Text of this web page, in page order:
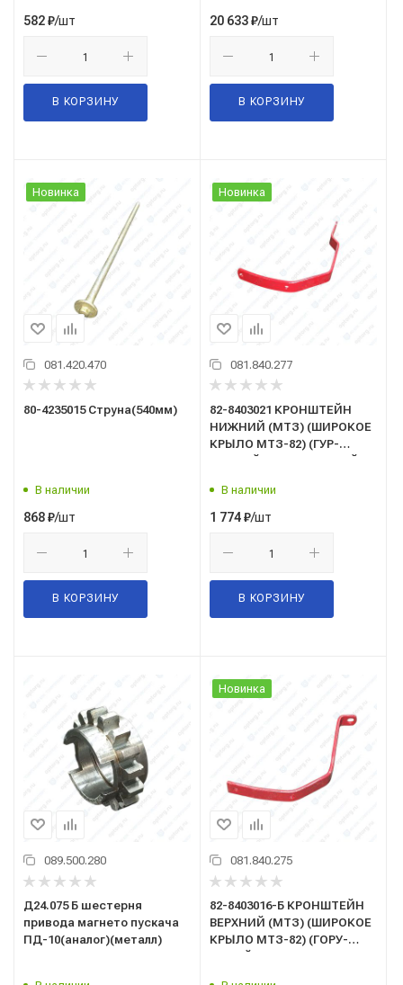
582₽/шт
В КОРЗИНУ
20 633₽/шт
В КОРЗИНУ
Новинка
081.420.470
80-4235015 Струна(540мм)
В наличии
868₽/шт
В КОРЗИНУ
Новинка
081.840.277
82-8403021 КРОНШТЕЙН
НИЖНИЙ (МТЗ) (ШИРОКОЕ
КРЫЛО МТЗ-82) (ГУР-
ПРАВЫЙ) (ГОРУ-ПРАВЫЙ)
В наличии
1 774₽/шт
В КОРЗИНУ
089.500.280
Д24.075 Б шестерня
привода магнето пускача
ПД-10(аналог)(металл)
Новинка
081.840.275
82-8403016-Б КРОНШТЕЙН
ВЕРХНИЙ (МТЗ) (ШИРОКОЕ
КРЫЛО МТЗ-82) (ГОРУ-